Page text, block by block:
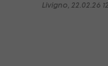
Livigno, 22.02.26